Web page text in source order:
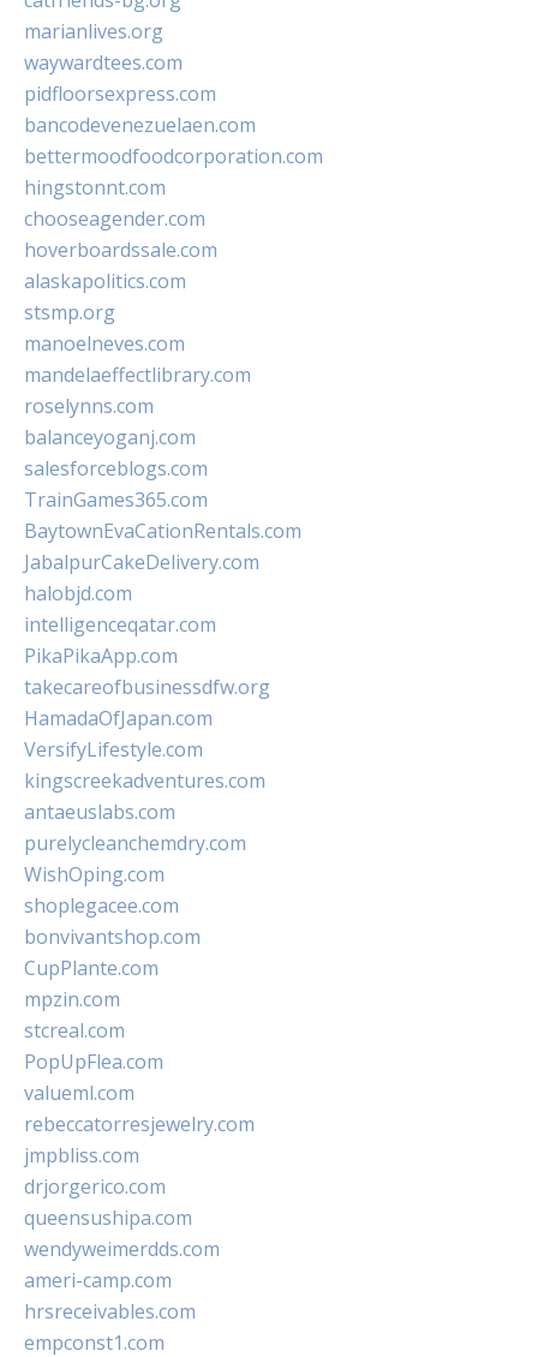
marianlives.org
waywardtees.com
pidfloorsexpress.com
bancodevenezuelaen.com
bettermoodfoodcorporation.com
hingstonnt.com
chooseagender.com
hoverboardssale.com
alaskapolitics.com
stsmp.org
manoelneves.com
mandelaeffectlibrary.com
roselynns.com
balanceyoganj.com
salesforceblogs.com
TrainGames365.com
BaytownEvaCationRentals.com
JabalpurCakeDelivery.com
halobjd.com
intelligenceqatar.com
PikaPikaApp.com
takecareofbusinessdfw.org
HamadaOfJapan.com
VersifyLifestyle.com
kingscreekadventures.com
antaeuslabs.com
purelycleanchemdry.com
WishOping.com
shoplegacee.com
bonvivantshop.com
CupPlante.com
mpzin.com
stcreal.com
PopUpFlea.com
valueml.com
rebeccatorresjewelry.com
jmpbliss.com
drjorgerico.com
queensushipa.com
wendyweimerdds.com
ameri-camp.com
hrsreceivables.com
empconst1.com